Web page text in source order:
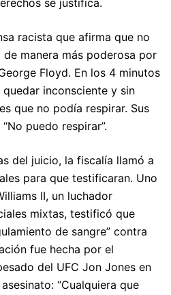
se justifica.
racista que afirma que no
manera más poderosa por
Floyd. En los 4 minutos
inconsciente y sin
que no podía respirar. Sus
puedo respirar”.
del juicio, la fiscalía llamó a
para que testificaran. Uno
II, un luchador
mixtas, testificó que
de sangre” contra
fue hecha por el
del UFC Jon Jones en
“Cualquiera que